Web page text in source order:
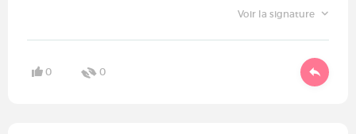
Voir la signature
0 0